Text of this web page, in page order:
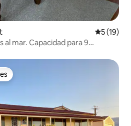
5 (19)
al mar. Capacidad para 9